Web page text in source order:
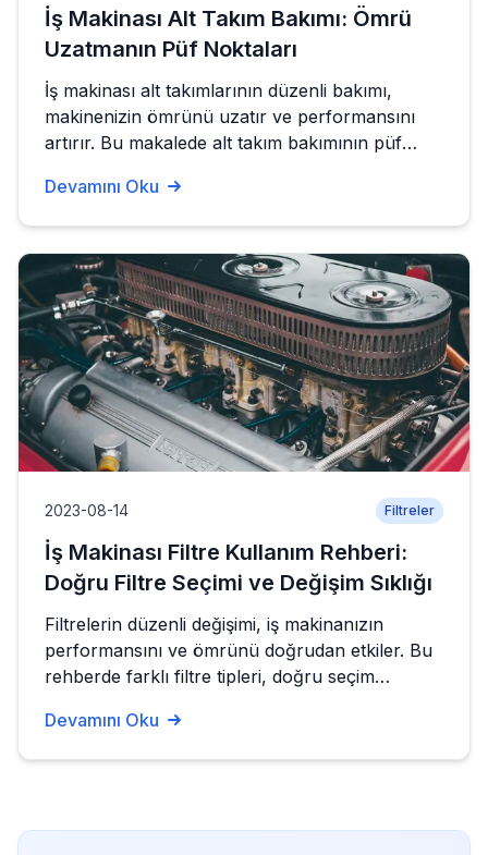
İş Makinası Alt Takım Bakımı: Ömrü
Uzatmanın Püf Noktaları
İş makinası alt takımlarının düzenli bakımı,
makinenizin ömrünü uzatır ve performansını
artırır. Bu makalede alt takım bakımının püf
inceliyoruz.
Devamını Oku
2023-08-14 Filtreler
İş Makinası Filtre Kullanım Rehberi:
Doğru Filtre Seçimi ve Değişim Sıklığı
Filtrelerin düzenli değişimi, iş makinanızın
performansını ve ömrünü doğrudan etkiler. Bu
rehberde farklı filtre tipleri, doğru seçim
bulabilirsiniz.
Devamını Oku